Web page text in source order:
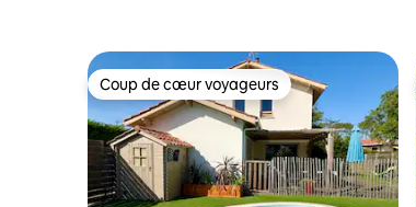
Coup de cœur voyageurs
Coup de cœur voyageurs